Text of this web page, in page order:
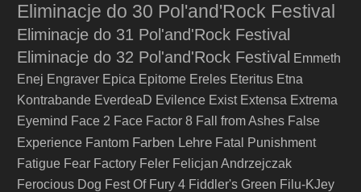
Eliminacje do 30 Pol'and'Rock Festival
Eliminacje do 31 Pol'and'Rock Festival
Eliminacje do 32 Pol'and'Rock Festival Emmeth
Enej Engraver Epica Epitome Ereles Eteritus Etna
Kontrabande EverdeaD Evilence Exist Extensa Extrema
Eyemind Face 2 Face Factor 8 Fall from Ashes False
Experience Fantom Farben Lehre Fatal Punishment
Fatigue Fear Factory Feler Felicjan Andrzejczak
Ferocious Dog Fest Of Fury 4 Fiddler's Green Filu-KJey